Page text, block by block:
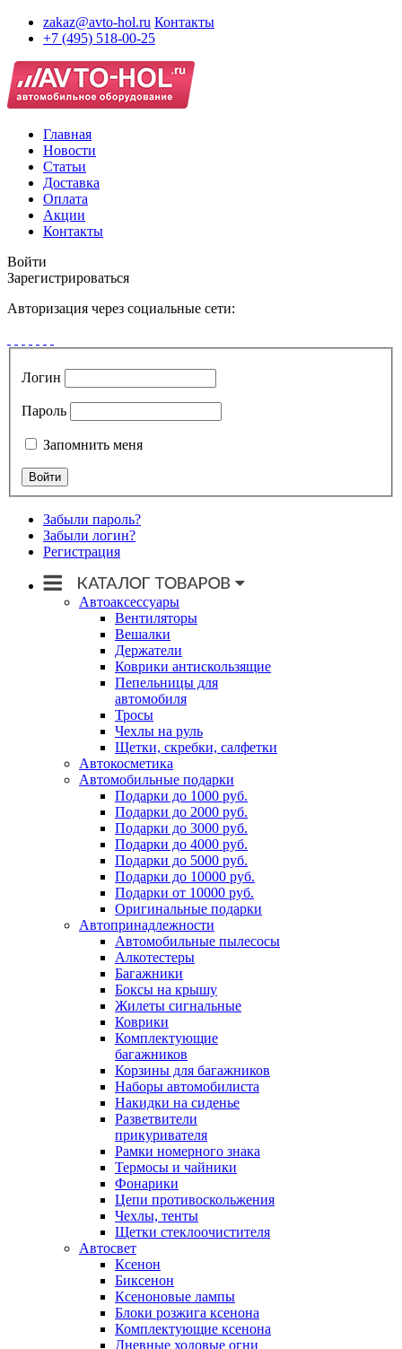
zakaz@avto-hol.ru Контакты
+7 (495) 518-00-25
Главная
Новости
Статьи
Доставка
Оплата
Акции
Контакты
Войти
Зарегистрироваться
Авторизация через социальные сети:
Логин
Пароль
Запомнить меня
Забыли пароль?
Забыли логин?
Регистрация
Автоаксессуары
Вентиляторы
Вешалки
Держатели
Коврики антискользящие
Пепельницы для
автомобиля
Тросы
Чехлы на руль
Щетки, скребки, салфетки
Автокосметика
Автомобильные подарки
Подарки до 1000 руб.
Подарки до 2000 руб.
Подарки до 3000 руб.
Подарки до 4000 руб.
Подарки до 5000 руб.
Подарки до 10000 руб.
Подарки от 10000 руб.
Оригинальные подарки
Автопринадлежности
Автомобильные пылесосы
Алкотестеры
Багажники
Боксы на крышу
Жилеты сигнальные
Коврики
Комплектующие
багажников
Корзины для багажников
Наборы автомобилиста
Накидки на сиденье
Разветвители
прикуривателя
Рамки номерного знака
Термосы и чайники
Фонарики
Цепи противоскольжения
Чехлы, тенты
Щетки стеклоочистителя
Автосвет
Ксенон
Биксенон
Ксеноновые лампы
Блоки розжига ксенона
Комплектующие ксенона
Дневные ходовые огни